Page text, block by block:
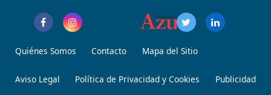
Quiénes Somos Contacto Mapa del Sitio
Aviso Legal Política de Privacidad y Cookies Publicidad